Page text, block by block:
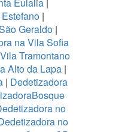
|
Geraldo |
na Vila Sofia
Tramontano
Alto da Lapa|
| Dedetizadora
no
no